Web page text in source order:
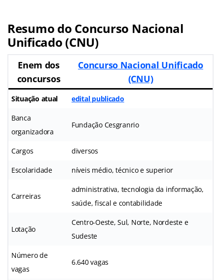
Resumo do Concurso Nacional
Unificado (CNU)
Enem dos
concursos
Concurso Nacional Unificado
(CNU)
Situação atual edital publicado
Banca
organizadora
Fundação Cesgranrio
Cargos diversos
Escolaridade níveis médio, técnico e superior
Carreiras
administrativa, tecnologia da informação,
saúde, fiscal e contabilidade
Lotação
Centro-Oeste, Sul, Norte, Nordeste e
Sudeste
Número de
vagas
6.640 vagas